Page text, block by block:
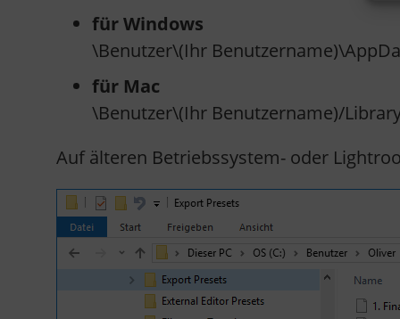
für Windows
\Benutzer\(Ihr
für Mac
\Benutzer\(Ihr Benutzername)/
Auf älteren Betriebssystem- oder